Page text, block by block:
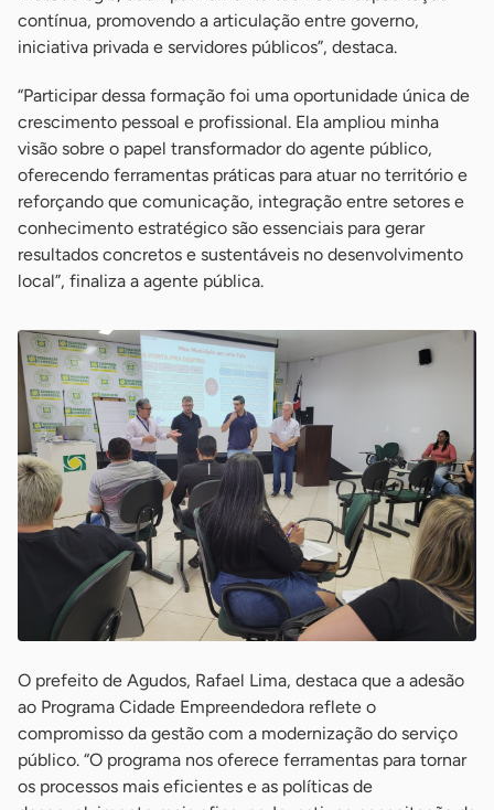
contínua, promovendo a articulação entre governo,
iniciativa privada e servidores públicos”, destaca.
“Participar dessa formação foi uma oportunidade única de
crescimento pessoal e profissional. Ela ampliou minha
visão sobre o papel transformador do agente público,
oferecendo ferramentas práticas para atuar no território e
reforçando que comunicação, integração entre setores e
conhecimento estratégico são essenciais para gerar
resultados concretos e sustentáveis no desenvolvimento
local”, finaliza a agente pública.
O prefeito de Agudos, Rafael Lima, destaca que a adesão
ao Programa Cidade Empreendedora reflete o
compromisso da gestão com a modernização do serviço
público. “O programa nos oferece ferramentas para tornar
os processos mais eficientes e as políticas de